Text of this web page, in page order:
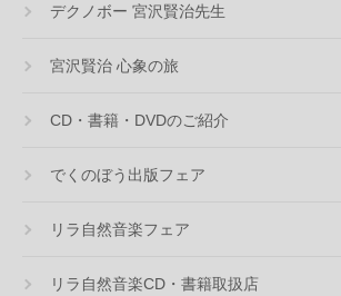
デクノボー 宮沢賢治先生
宮沢賢治 心象の旅
CD・書籍・DVDのご紹介
でくのぼう出版フェア
リラ自然音楽フェア
リラ自然音楽CD・書籍取扱店